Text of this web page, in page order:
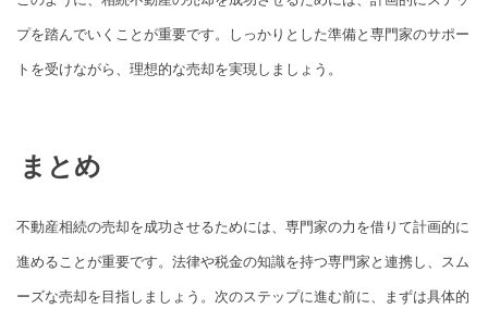
プを踏んでいくことが重要です。しっかりとした準備と専門家のサポー
トを受けながら、理想的な売却を実現しましょう。
まとめ
不動産相続の売却を成功させるためには、専門家の力を借りて計画的に
進めることが重要です。法律や税金の知識を持つ専門家と連携し、スム
ーズな売却を目指しましょう。次のステップに進む前に、まずは具体的